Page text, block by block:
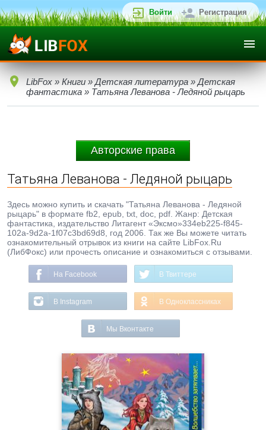
Войти Регистрация
LibFox » Книги » Детская литература » Детская
фантастика » Татьяна Леванова - Ледяной рыцарь
Авторские права
Татьяна Леванова - Ледяной рыцарь
Здесь можно купить и скачать "Татьяна Леванова - Ледяной
рыцарь" в формате fb2, epub, txt, doc, pdf. Жанр: Детская
фантастика, издательство Литагент «Эксмо»334eb225-f845-
102a-9d2a-1f07c3bd69d8, год 2006. Так же Вы можете читать
ознакомительный отрывок из книги на сайте LibFox.Ru
(ЛибФокс) или прочесть описание и ознакомиться с отзывами.
На Facebook В Твиттере
В Instagram В Одноклассниках
Мы Вконтакте